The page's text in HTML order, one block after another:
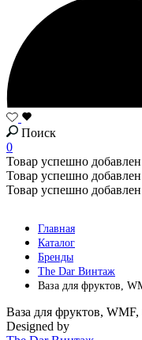
Поиск
0
Товар успешно
Товар успешно
Товар успешно
Главная
Каталог
Бренды
The Dar Винтаж
Ваза для фруктов,
Ваза для фруктов,
Designed by